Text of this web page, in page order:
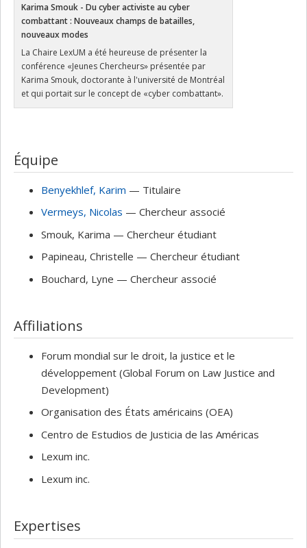
Karima Smouk - Du cyber activiste au cyber
combattant : Nouveaux champs de batailles,
nouveaux modes
La Chaire LexUM a été heureuse de présenter la
conférence «Jeunes Chercheurs» présentée par
Karima Smouk, doctorante à l'université de Montréal
et qui portait sur le concept de «cyber combattant».
Équipe
Benyekhlef, Karim — Titulaire
Vermeys, Nicolas — Chercheur associé
Smouk, Karima — Chercheur étudiant
Papineau, Christelle — Chercheur étudiant
Bouchard, Lyne — Chercheur associé
Affiliations
Forum mondial sur le droit, la justice et le
développement (Global Forum on Law Justice and
Development)
Organisation des États américains (OEA)
Centro de Estudios de Justicia de las Américas
Lexum inc.
Lexum inc.
Expertises